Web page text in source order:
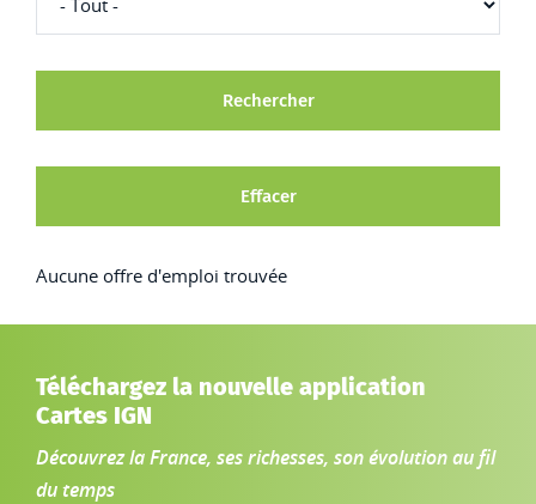
Aucune offre d'emploi trouvée
Téléchargez la nouvelle application
Cartes IGN
Découvrez la France, ses richesses, son évolution au fil
du temps